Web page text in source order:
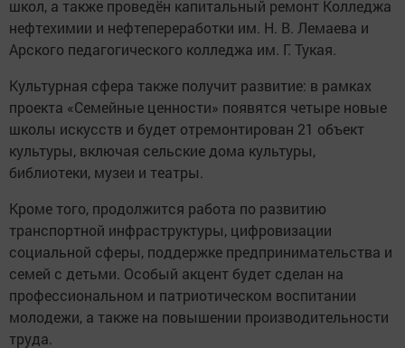
школ, а также проведён капитальный ремонт Колледжа
нефтехимии и нефтепереработки им. Н. В. Лемаева и
Арского педагогического колледжа им. Г. Тукая.
Культурная сфера также получит развитие: в рамках
проекта «Семейные ценности» появятся четыре новые
школы искусств и будет отремонтирован 21 объект
культуры, включая сельские дома культуры,
библиотеки, музеи и театры.
Кроме того, продолжится работа по развитию
транспортной инфраструктуры, цифровизации
социальной сферы, поддержке предпринимательства и
семей с детьми. Особый акцент будет сделан на
профессиональном и патриотическом воспитании
молодежи, а также на повышении производительности
труда.